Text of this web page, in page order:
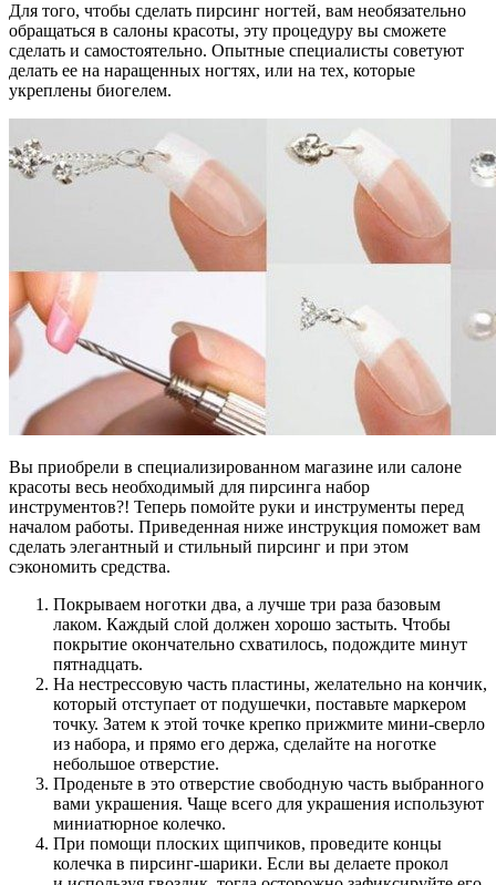
Для того, чтобы сделать пирсинг ногтей, вам необязательно
обращаться в салоны красоты, эту процедуру вы сможете
сделать и самостоятельно. Опытные специалисты советуют
делать ее на наращенных ногтях, или на тех, которые
укреплены биогелем.
Вы приобрели в специализированном магазине или салоне
красоты весь необходимый для пирсинга набор
инструментов?! Теперь помойте руки и инструменты перед
началом работы. Приведенная ниже инструкция поможет вам
сделать элегантный и стильный пирсинг и при этом
сэкономить средства.
Покрываем ноготки два, а лучше три раза базовым
лаком. Каждый слой должен хорошо застыть. Чтобы
покрытие окончательно схватилось, подождите минут
пятнадцать.
На нестрессовую часть пластины, желательно на кончик,
который отступает от подушечки, поставьте маркером
точку. Затем к этой точке крепко прижмите мини-сверло
из набора, и прямо его держа, сделайте на ноготке
небольшое отверстие.
Проденьте в это отверстие свободную часть выбранного
вами украшения. Чаще всего для украшения используют
миниатюрное колечко.
При помощи плоских щипчиков, проведите концы
колечка в пирсинг-шарики. Если вы делаете прокол